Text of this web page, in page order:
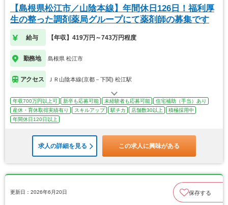
【島根県松江市／山陰本線】年間休日126日！福利厚
生の整った調剤薬局グループにて薬剤師の募集です
給与 【年収】419万円～743万円程度
勤務地 島根県 松江市
アクセス ＪＲ山陰本線(京都－下関) 松江駅
年収700万円以上可 新卒も応募可能 未経験者も応募可能
住宅補助（手当）あり
産休・育休取得実績有り
スキルアップ 駅チカ 店舗数30以上
積極採用中
年間休日120日以上
求人の詳細を見る この求人に興味がある
更新日：2026年6月20日 保存する